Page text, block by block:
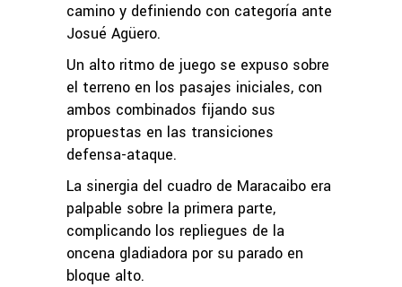
camino y definiendo con categoría ante
Josué Agüero.
Un alto ritmo de juego se expuso sobre
el terreno en los pasajes iniciales, con
ambos combinados fijando sus
propuestas en las transiciones
defensa-ataque.
La sinergia del cuadro de Maracaibo era
palpable sobre la primera parte,
complicando los repliegues de la
oncena gladiadora por su parado en
bloque alto.